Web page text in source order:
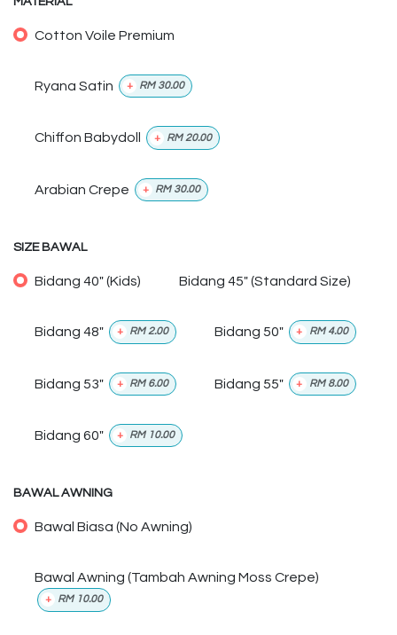
Cotton Voile Premium
Ryana Satin + RM 30.00
Chiffon Babydoll + RM 20.00
Arabian Crepe + RM 30.00
SIZE BAWAL
Bidang 40" (Kids) Bidang 45" (Standard Size)
Bidang 48" + RM2.00 Bidang 50" + RM 4.00
Bidang 53" + RM 6.00 Bidang 55" + RM 8.00
Bidang 60" + RM 10.00
BAWAL AWNING
Bawal Biasa (No Awning)
Bawal Awning (Tambah Awning Moss Crepe)
+ RM 10.00